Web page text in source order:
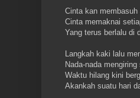
Cinta kan
Cinta memaknai
Yang terus berlalu di
Langkah kaki lalu
Nada-nada mengiring
Waktu hilang kini
Akankah suatu hari